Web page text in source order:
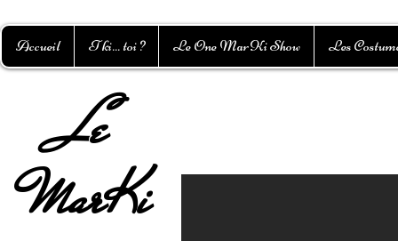
Accueil T ki... toi ? Le One MarKi Show Les
Le
MarKi